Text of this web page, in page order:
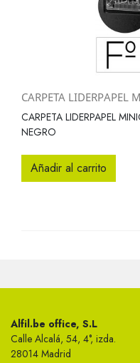
CARPETA LIDERPAPEL
CARPETA LIDERPAPEL
NEGRO
Añadir al carrito
Alfil.be office, S.L
Calle Alcalá, 54, 4°, izda.
28014 Madrid